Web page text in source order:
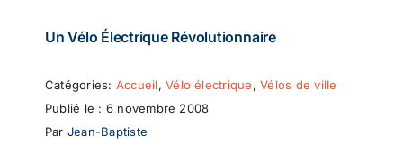
Un Vélo Électrique Révolutionnaire
Catégories: Accueil,Vélo électrique,Vélos de ville
Publié le : 6 novembre 2008
Par Jean-Baptiste